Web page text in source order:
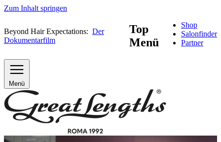
Zum Inhalt springen
Beyond Hair Expectations: Der
Dokumentarfilm
Top
Menü
Shop
Salonfinder
Partner
Menü